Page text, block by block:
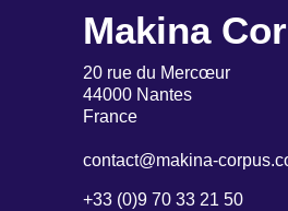
Makina
20 rue du Mercœur
44000 Nantes
France
contact@makina-
+33 (0)9 70 33 21 50